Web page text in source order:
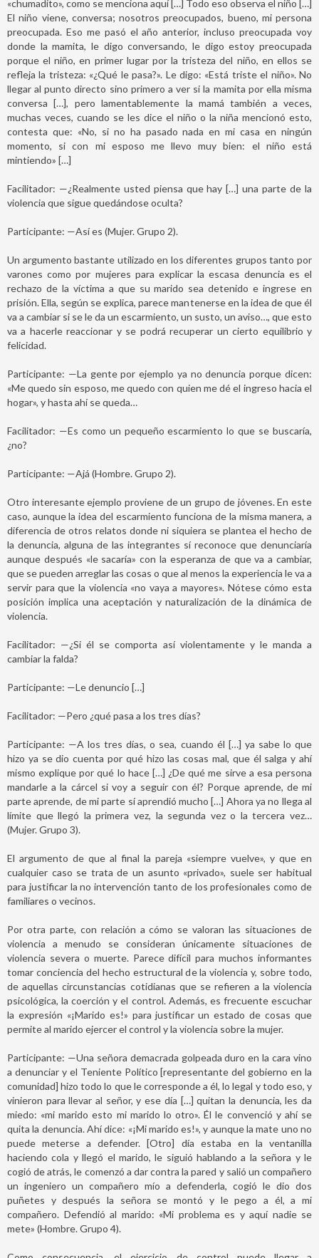
«chumadito», como se menciona aquí […] Todo eso observa el niño […]
El niño viene, conversa; nosotros preocupados, bueno, mi persona
preocupada. Eso me pasó el año anterior, incluso preocupada voy
donde la mamita, le digo conversando, le digo estoy preocupada
porque el niño, en primer lugar por la tristeza del niño, en ellos se
refleja la tristeza: «¿Qué le pasa?». Le digo: «Está triste el niño». No
llegar al punto directo sino primero a ver si la mamita por ella misma
conversa […], pero lamentablemente la mamá también a veces,
muchas veces, cuando se les dice el niño o la niña mencionó esto,
contesta que: «No, si no ha pasado nada en mi casa en ningún
momento, si con mi esposo me llevo muy bien: el niño está
mintiendo» […]
Facilitador: —¿Realmente usted piensa que hay […] una parte de la
violencia que sigue quedándose oculta?
Participante: —Así es (Mujer. Grupo 2).
Un argumento bastante utilizado en los diferentes grupos tanto por
varones como por mujeres para explicar la escasa denuncia es el
rechazo de la víctima a que su marido sea detenido e ingrese en
prisión. Ella, según se explica, parece mantenerse en la idea de que él
va a cambiar si se le da un escarmiento, un susto, un aviso…, que esto
va a hacerle reaccionar y se podrá recuperar un cierto equilibrio y
felicidad.
Participante: —La gente por ejemplo ya no denuncia porque dicen:
«Me quedo sin esposo, me quedo con quien me dé el ingreso hacia el
hogar», y hasta ahí se queda…
Facilitador: —Es como un pequeño escarmiento lo que se buscaría,
¿no?
Participante: —Ajá (Hombre. Grupo 2).
Otro interesante ejemplo proviene de un grupo de jóvenes. En este
caso, aunque la idea del escarmiento funciona de la misma manera, a
diferencia de otros relatos donde ni siquiera se plantea el hecho de
la denuncia, alguna de las integrantes sí reconoce que denunciaría
aunque después «le sacaría» con la esperanza de que va a cambiar,
que se pueden arreglar las cosas o que al menos la experiencia le va a
servir para que la violencia «no vaya a mayores». Nótese cómo esta
posición implica una aceptación y naturalización de la dinámica de
violencia.
Facilitador: —¿Si él se comporta así violentamente y le manda a
cambiar la falda?
Participante: —Le denuncio […]
Facilitador: —Pero ¿qué pasa a los tres días?
Participante: —A los tres días, o sea, cuando él […] ya sabe lo que
hizo ya se dio cuenta por qué hizo las cosas mal, que él salga y ahí
mismo explique por qué lo hace […] ¿De qué me sirve a esa persona
mandarle a la cárcel si voy a seguir con él? Porque aprende, de mi
parte aprende, de mi parte sí aprendió mucho […] Ahora ya no llega al
límite que llegó la primera vez, la segunda vez o la tercera vez…
(Mujer. Grupo 3).
El argumento de que al final la pareja «siempre vuelve», y que en
cualquier caso se trata de un asunto «privado», suele ser habitual
para justificar la no intervención tanto de los profesionales como de
familiares o vecinos.
Por otra parte, con relación a cómo se valoran las situaciones de
violencia a menudo se consideran únicamente situaciones de
violencia severa o muerte. Parece difícil para muchos informantes
tomar conciencia del hecho estructural de la violencia y, sobre todo,
de aquellas circunstancias cotidianas que se refieren a la violencia
psicológica, la coerción y el control. Además, es frecuente escuchar
la expresión «¡Marido es!» para justificar un estado de cosas que
permite al marido ejercer el control y la violencia sobre la mujer.
Participante: —Una señora demacrada golpeada duro en la cara vino
a denunciar y el Teniente Político [representante del gobierno en la
comunidad] hizo todo lo que le corresponde a él, lo legal y todo eso, y
vinieron para llevar al señor, y ese día […] quitan la denuncia, les da
miedo: «mi marido esto mi marido lo otro». Él le convenció y ahí se
quita la denuncia. Ahí dice: «¡Mi marido es!», y aunque la mate uno no
puede meterse a defender. [Otro] día estaba en la ventanilla
haciendo cola y llegó el marido, le siguió hablando a la señora y le
cogió de atrás, le comenzó a dar contra la pared y salió un compañero
un ingeniero un compañero mío a defenderla, cogió le dio dos
puñetes y después la señora se montó y le pego a él, a mi
compañero. Defendió al marido: «Mi problema es y aquí nadie se
mete» (Hombre. Grupo 4).